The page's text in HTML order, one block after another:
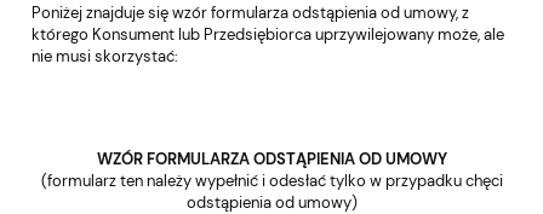
Poniżej znajduje się wzór formularza odstąpienia od umowy, z
którego Konsument lub Przedsiębiorca uprzywilejowany może, ale
nie musi skorzystać:
WZÓR FORMULARZA ODSTĄPIENIA OD UMOWY
(formularz ten należy wypełnić i odesłać tylko w przypadku chęci
odstąpienia od umowy)